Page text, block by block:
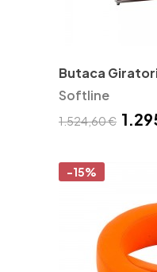
Butaca
Softline
1.524,60 €
-15%